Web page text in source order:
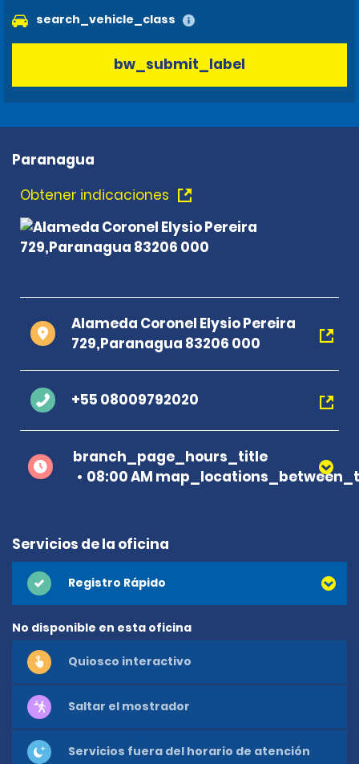
search_vehicle_class
bw_submit_label
Paranagua
Obtener indicaciones
Alameda Coronel Elysio Pereira
729,Paranagua 83206 000
+55 08009792020
branch_page_hours_title
08:00 AM
Servicios de la oficina
Registro Rápido
No disponible en esta oficina
Quiosco interactivo
Saltar el mostrador
Servicios fuera del horario de atención